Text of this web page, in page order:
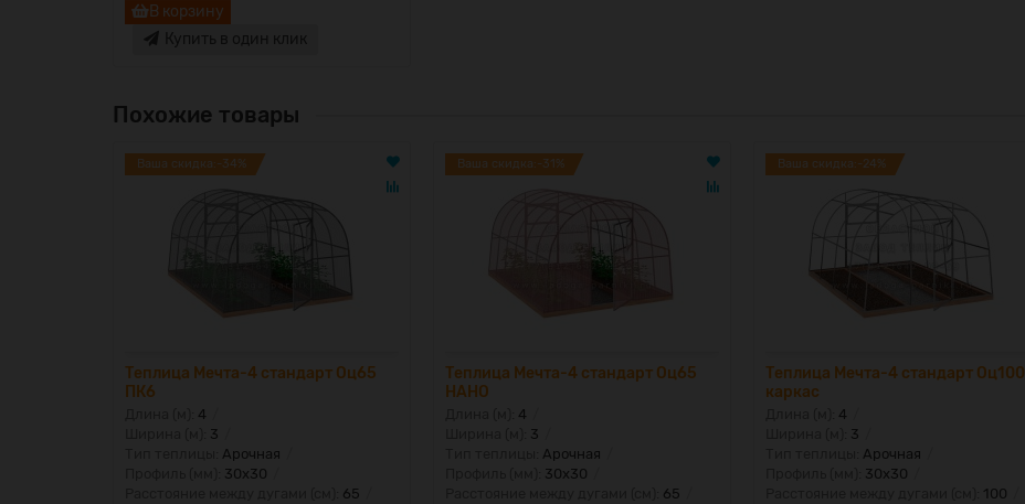
В корзину
Купить в один клик
Похожие товары
Ваша скидка:-34%
Теплица Мечта-4 стандарт Оц65
ПК6
4
3
Арочная
30x30
65
Ваша скидка:-31%
Теплица Мечта-4 стандарт Оц65
НАНО
4
3
Арочная
30x30
65
Ваша скидка:-24%
Теплица Мечта-4 стандарт Оц100
каркас
4
3
Арочная
30x30
100